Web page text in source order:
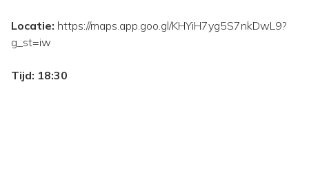
Locatie: https://maps.app.goo.gl/KHYiH7yg5S7nkDwL9?
g_st=iw
Tijd: 18:30